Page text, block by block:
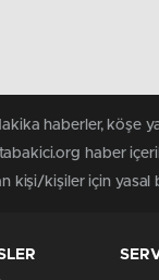
haberler, köşe
haber
kişi/kişiler için